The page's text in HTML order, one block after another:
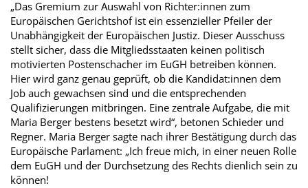
„Das Gremium zur Auswahl von Richter:innen zum
Europäischen Gerichtshof ist ein essenzieller Pfeiler der
Unabhängigkeit der Europäischen Justiz. Dieser Ausschuss
stellt sicher, dass die Mitgliedsstaaten keinen politisch
motivierten Postenschacher im EuGH betreiben können.
Hier wird ganz genau geprüft, ob die Kandidat:innen dem
Job auch gewachsen sind und die entsprechenden
Qualifizierungen mitbringen. Eine zentrale Aufgabe, die mit
Maria Berger bestens besetzt wird“, betonen Schieder und
Regner. Maria Berger sagte nach ihrer Bestätigung durch das
Europäische Parlament: „Ich freue mich, in einer neuen Rolle
dem EuGH und der Durchsetzung des Rechts dienlich sein zu
können!